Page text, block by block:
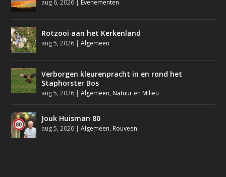
aug 6, 2026 Evenementen
Rotzooi aan het Kerkenland
aug 5, 2026 |Algemeen
Verborgen kleurenpracht in en rond het
Staphorster Bos
aug 5, 2026 |Algemeen, Natuur en Milieu
Jouk Huisman 80
aug 5, 2026 |Algemeen, Rouveen